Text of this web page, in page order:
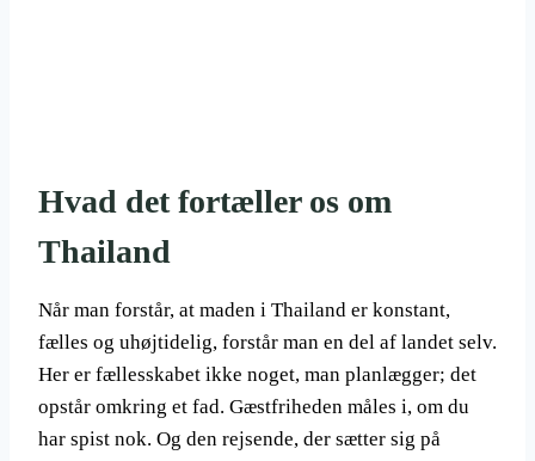
Hvad det fortæller os om
Thailand
Når man forstår, at maden i Thailand er konstant,
fælles og uhøjtidelig, forstår man en del af landet selv.
Her er fællesskabet ikke noget, man planlægger; det
opstår omkring et fad. Gæstfriheden måles i, om du
har spist nok. Og den rejsende, der sætter sig på